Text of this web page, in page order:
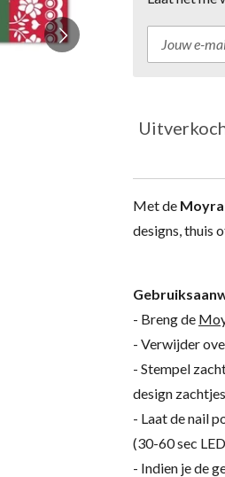
Met de
designs, thuis
- Breng de
- Verwijder
- Stempel
design
- Laat de nail
(30-60 sec
- Indien je de